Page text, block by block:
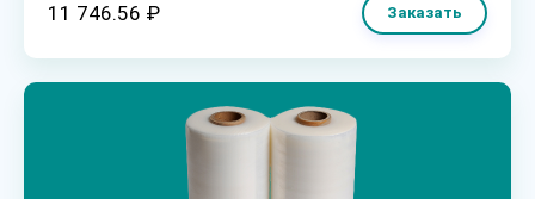
11 746.56 ₽ Заказать